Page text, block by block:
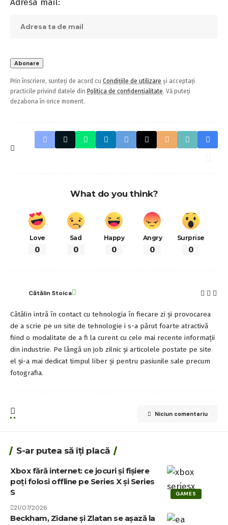
Adresa mail:
Prin înscriere, sunteți de acord cu Condițiile de utilizare și acceptați
practicile privind datele din Politica de confidențialitate. Vă puteți
dezabona în orice moment.
What do you think?
Love
0
Sad
0
Happy
0
Angry
0
Surprise
0
Cătălin Stoica
Cătălin intră în contact cu tehnologia în fiecare zi și provocarea
de a scrie pe un site de tehnologie i s-a părut foarte atractivă
fiind o modalitate de a fi la curent cu cele mai recente informații
din industrie. Pe lăngă un job zilnic și articolele postate pe site
el și-a mai dedicat timpul liber și pentru pasiunile sale precum
fotografia.
Niciun comentariu
S-ar putea să îți placă
GAMES
Xbox fără internet: ce jocuri și fișiere
poți folosi offline pe Series X și Series
S
21/07/2026
Beckham, Zidane și Zlatan se așază la